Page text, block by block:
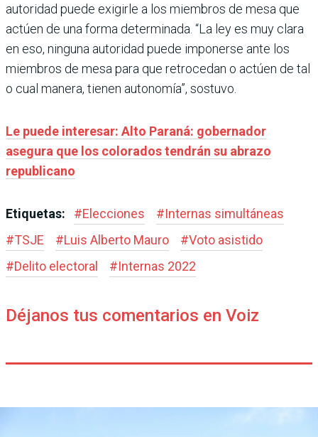
autoridad puede exigirle a los miembros de mesa que
actúen de una forma determinada. “La ley es muy clara
en eso, ninguna autoridad puede imponerse ante los
miembros de mesa para que retrocedan o actúen de tal
o cual manera, tienen autonomía”, sostuvo.
Le puede interesar: Alto Paraná: gobernador
asegura que los colorados tendrán su abrazo
republicano
Etiquetas: #Elecciones #Internas simultáneas
#TSJE #Luis Alberto Mauro #Voto asistido
#Delito electoral #Internas 2022
Déjanos tus comentarios en Voiz